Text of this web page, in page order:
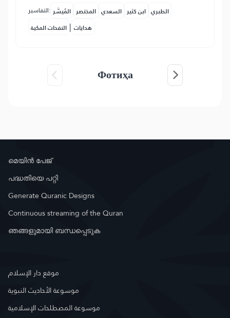
التفاسير: المُيسَّر المختصر السعدي ابن كثير الطبري
النفحات المكية | هدايات
Фотиҳа
മെയിൻ പേജ്
പദ്ധതിയെ പറ്റി
Generate Quranic Designs
Continuous streaming of the Quran
ഞങ്ങളുമായി ബന്ധപ്പെടുക
موقع دار الإسلام
موسوعة الأحاديث النبوية
موسوعة المصطلحات الإسلامية